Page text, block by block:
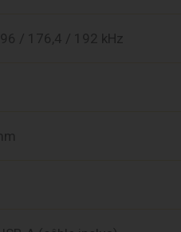
/ 176,4 / 192 kHz